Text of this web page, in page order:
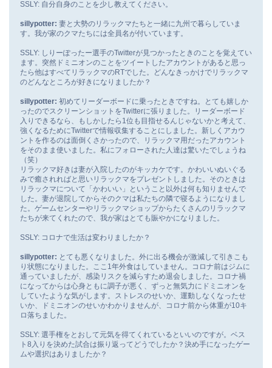
SSLY: 自分自身のことを少し教えてください。
sillypotter: 妻と大勢のリラックマたちと一緒に九州で暮らしていま
す。我が家のクマたちには全員名が付いています。
SSLY: しりーぽったー選手のTwitterが見つかったときのことを覚えてい
ます。突然ドミニオンのことをツイートしたアカウントがあると思っ
たら他はすべてリラックマのRTでした。どんなきっかけでリラックマ
のどんなところが好きになりましたか？
sillypotter: 初めてリーダーボードに乗ったときですね。とても嬉しか
ったのでスクリーンショットをTwitterに張りました。リーダーボード
入りできるなら、もしかしたら1位も目指せるんじゃないかと考えて、
強くなるためにTwitterで情報収集することにしました。新しくアカウ
ントを作るのは面倒くさかったので、リラックマ用だったアカウント
をそのまま使いました。私にフォローされた人達は驚いたでしょうね
（笑）
リラックマ好きは妻が入院したのがキッカケです。かわいいぬいぐる
みで癒されればと思いリラックマをプレゼントしました。そのときは
リラックマについて「かわいい」ということ以外は何も知りませんで
した。妻が退院してからそのクマは私たちの隣で寝るようになりまし
た。ゲームセンターやリラックマショップからたくさんのリラックマ
たちが来てくれたので、我が家はとても賑やかになりました。
SSLY: コロナで生活は変わりましたか？
sillypotter: とても悪くなりました。外に出る機会が激減して引きこも
り状態になりました。ここ1年外食はしていません。コロナ前はジムに
通っていましたが、感染リスクを減らすため退会しました。コロナ禍
になってからは心身ともに調子が悪く、ずっと無気力にドミニオンを
していたような気がします。ストレスのせいか、運動しなくなったせ
いか、ドミニオンのせいかわかりませんが、コロナ前から体重が10キ
ロ落ちました。
SSLY: 選手権をとおして元気を得てくれているといいのですが。ベス
ト8入りを決めた試合は振り返ってどうでしたか？決め手になったゲー
ムや選択はありましたか？